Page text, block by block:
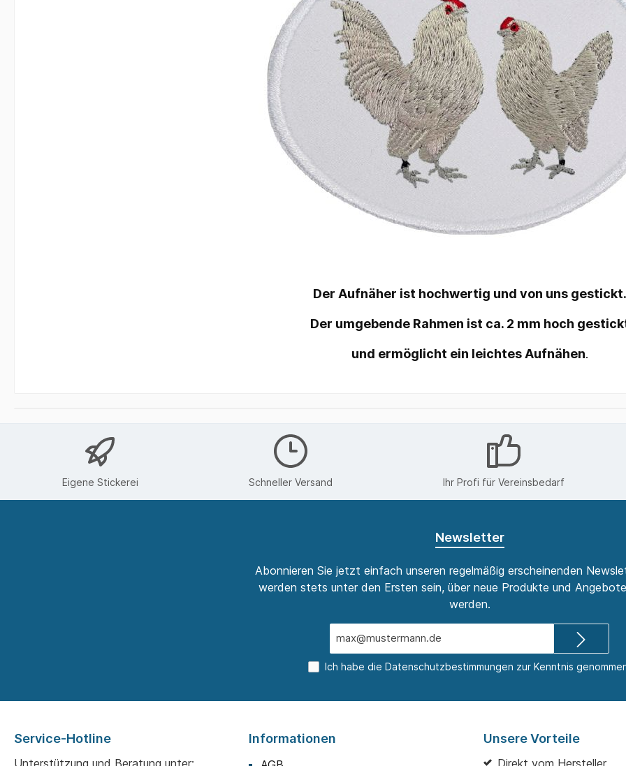
Der Aufnäher ist hochwertig und von uns gestickt.
Der umgebende Rahmen ist ca. 2 mm hoch
und ermöglicht ein leichtes Aufnähen.
Eigene Stickerei Schneller Versand Ihr Profi für Vereinsbedarf
Newsletter
Abonnieren Sie jetzt einfach unseren regelmäßig erscheinenden
werden stets unter den Ersten sein, über neue Produkte und
werden.
Adresse*
Ich habe die Datenschutzbestimmungen zur Kenntnis
Service-Hotline
Unterstützung und Beratung unter:
Informationen Unsere Vorteile
Direkt vom Hersteller